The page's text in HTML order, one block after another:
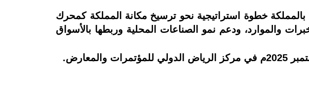
يعتبر تنظيم سلسلة فعاليات الصناعة السعودية Saudi Industrial Series بالمملكة خطوة استراتيجية نحو ترسيخ مكانة المملكة كمحرك
والموارد، ودعم نمو الصناعات المحلية وربطها بالأسواق